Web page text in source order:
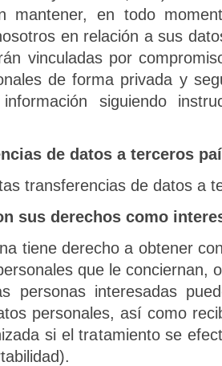
mantener, en todo
en relación a sus
vinculadas por
de forma privada y
siguiendo
de datos a terceros
transferencias de datos a
sus derechos como
tiene derecho a obtener
que le conciernan,
personas interesadas
personales, así como
si el tratamiento se